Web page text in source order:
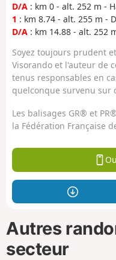
D/A : km 0 - alt. 252 m -
1 : km 8.74 - alt. 255 m -
D/A : km 14.88 - alt. 252
Soyez toujours prudent
Visorando et l'auteur de
tenus responsables en
quelconque survenu sur
Les balisages GR® et
la Fédération Française
Autres
secteur